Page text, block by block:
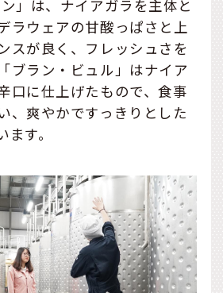
」は、ナイアガラを主体と
ラウェアの甘酸っぱさと上
スが良く、フレッシュさを
ブラン・ビュル」はナイア
口に仕上げたもので、食事
、爽やかですっきりとした
す。